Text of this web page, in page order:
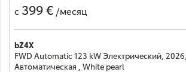
с 399 € /месяц
bZ4X
FWD Automatic 123 kW Электрический,
Автоматическая , White pearl